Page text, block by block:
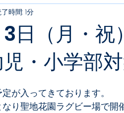
3日（月・
・小学部対
時間: 1分
が入ってきております。
なり聖地花園ラグビー場で開